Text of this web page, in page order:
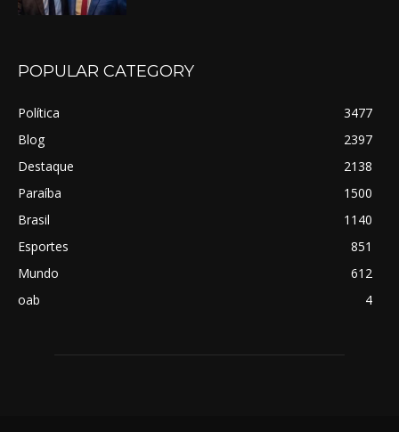
POPULAR CATEGORY
Política
3477
Blog
2397
Destaque
2138
Paraíba
1500
Brasil
1140
Esportes
851
Mundo
612
oab
4